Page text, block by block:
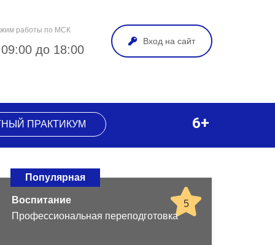
работы по МСК
до 18:00
Вход на сайт
ПРАКТИКУМ 6+
Популярная
5
Воспитание
Профессиональная переподготовка